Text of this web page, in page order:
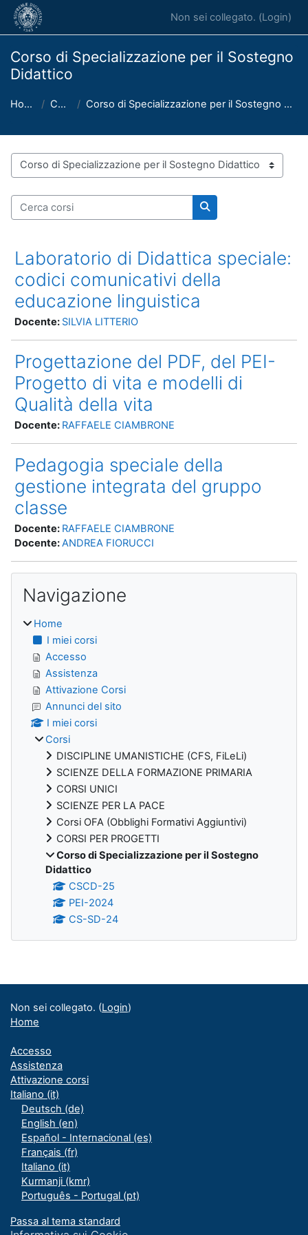
Vai al contenuto principale
Non sei collegato. (Login)
Corso di Specializzazione per il Sostegno
Didattico
Home Corsi Corso di Specializzazione per il Sostegno Didattico
Categorie di corso
Cerca corsi
Cerca corsi
Laboratorio di Didattica speciale:
codici comunicativi della
educazione linguistica
Docente: SILVIA LITTERIO
Progettazione del PDF, del PEI-
Progetto di vita e modelli di
Qualità della vita
Docente: RAFFAELE CIAMBRONE
Pedagogia speciale della
gestione integrata del gruppo
classe
Docente: RAFFAELE CIAMBRONE
Docente:ANDREA FIORUCCI
Blocchi
Navigazione
Home
I miei corsi
Accesso
Assistenza
Attivazione Corsi
Annunci del sito
I miei corsi
Corsi
DISCIPLINE UMANISTICHE (CFS, FiLeLi)
SCIENZE DELLA FORMAZIONE PRIMARIA
CORSI UNICI
SCIENZE PER LA PACE
Corsi OFA (Obblighi Formativi Aggiuntivi)
CORSI PER PROGETTI
Corso di Specializzazione per il Sostegno
Didattico
CSCD-25
PEI-2024
CS-SD-24
Non sei collegato. (Login)
Home
Accesso
Assistenza
Attivazione corsi
Italiano ‎(it)‎
Deutsch ‎(de)‎
English ‎(en)‎
Español - Internacional ‎(es)‎
Français ‎(fr)‎
Italiano ‎(it)‎
Kurmanji ‎(kmr)‎
Português - Portugal ‎(pt)‎
Passa al tema standard